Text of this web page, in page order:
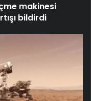
makinesi
bildirdi